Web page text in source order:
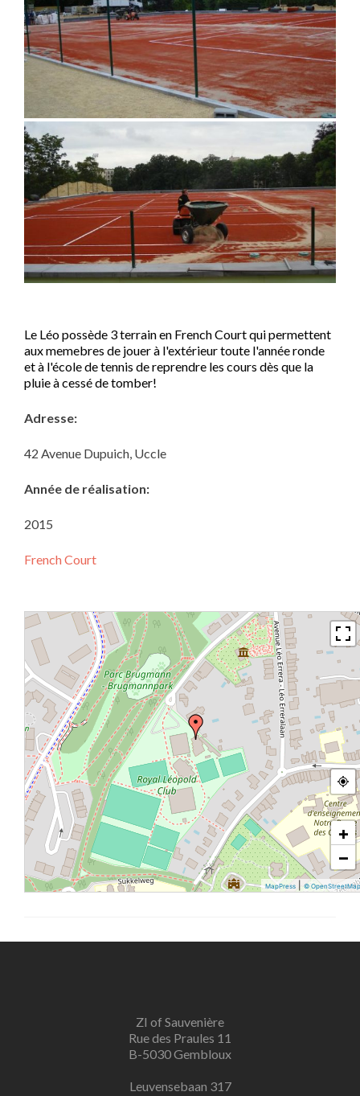
Le Léo possède 3 terrain en French Court qui permettent
aux memebres de jouer à l'extérieur toute l'année ronde
et à l'école de tennis de reprendre les cours dès que la
pluie à cessé de tomber!
Adresse:
42 Avenue Dupuich, Uccle
Année de réalisation:
2015
French Court
+
−
MapPress © OpenStreetMap
ZI of Sauvenière
Rue des Praules 11
B-5030 Gembloux
Leuvensebaan 317